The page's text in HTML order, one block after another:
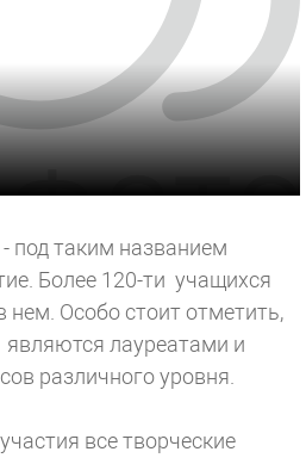
под таким названием
Более 120-ти учащихся
Особо стоит отметить,
лауреатами и
различного уровня.
все творческие